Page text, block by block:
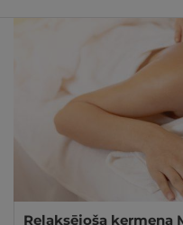
Relaksējoša ķermeņa